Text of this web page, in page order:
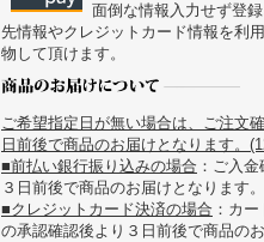
面倒な情報入力せず登
先情報やクレジットカード情報を利
物して頂けます。
ご希望指定日が無い場合は、ご注文
日前後で商品のお届けとなります。
■前払い銀行振り込みの場合 ：ご入
３日前後で商品のお届けとなります。
■クレジットカード決済の場合 ：カ
の承認確認後より３日前後で商品の